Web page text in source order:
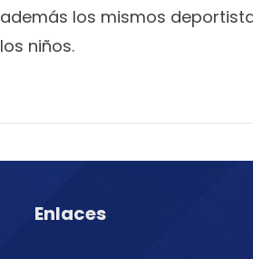
además los mismos
los niños.
Enlaces